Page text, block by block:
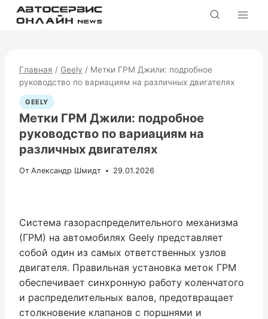
Перейти
Главная / Geely / Метки ГРМ Джили: подробное
руководство по вариациям на различных двигателях
GEELY
Метки ГРМ Джили: подробное
руководство по вариациям на
различных двигателях
От Александр Шмидт 29.01.2026
Система газораспределительного механизма
(ГРМ) на автомобилях Geely представляет
собой один из самых ответственных узлов
двигателя. Правильная установка меток ГРМ
обеспечивает синхронную работу коленчатого
и распределительных валов, предотвращает
столкновение клапанов с поршнями и